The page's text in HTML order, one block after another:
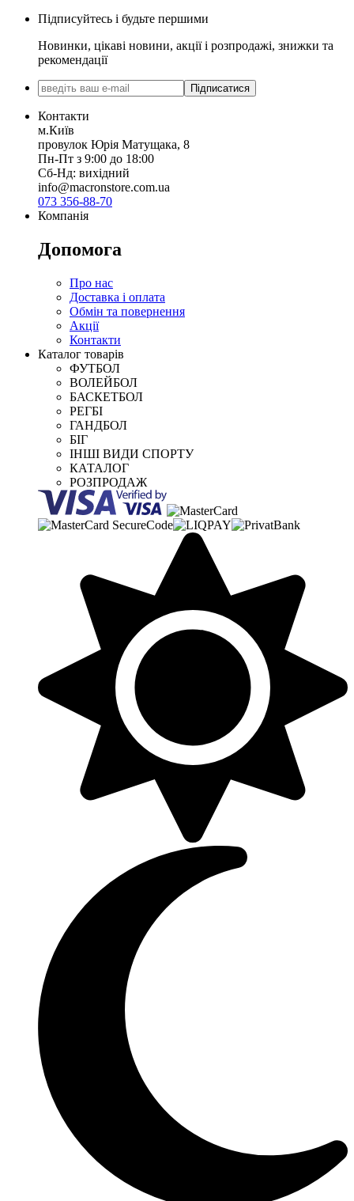
Підписуйтесь і будьте першими
Новинки, цікаві новини, акції і розпродажі, знижки та
рекомендації
Підписатися
Контакти
м.Київ
провулок Юрія Матущака, 8
Пн-Пт з 9:00 до 18:00
Сб-Нд: вихідний
info@macronstore.com.ua
073 356-88-70
Компанія
Допомога
Про нас
Доставка і оплата
Обмін та повернення
Акції
Контакти
Каталог товарів
ФУТБОЛ
ВОЛЕЙБОЛ
БАСКЕТБОЛ
РЕГБІ
ГАНДБОЛ
БІГ
ІНШІ ВИДИ СПОРТУ
КАТАЛОГ
РОЗПРОДАЖ